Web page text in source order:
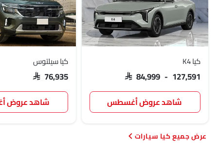
كيا K4
SAR 84,999 - 127,591
شاهد عروض أغسطس
كيا سيلتوس
SAR 76,935
شاهد عروض
كيا سيارات